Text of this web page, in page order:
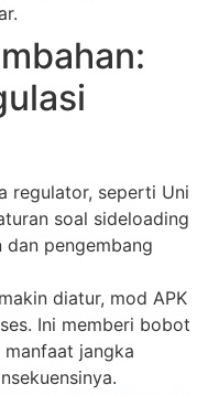
regulator, seperti Uni
soal sideloading
dan pengembang
diatur, mod APK
Ini memberi bobot
jangka